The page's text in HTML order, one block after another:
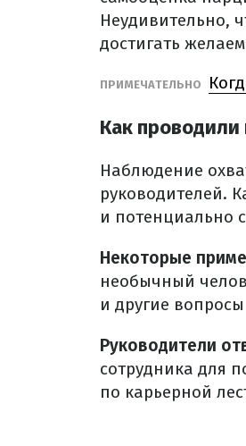
Неудивительно,
достигать
ПРИМЕЧАТЕЛЬНО
Как проводили
Наблюдение
руководителей.
и потенциально
Некоторые
необычный
и другие
Руководители
сотрудника для
по карьерной